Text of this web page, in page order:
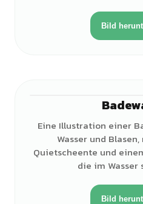
Bild
Eine Illustration einer
Wasser und
Quietscheente und
die im Wasser
Bild